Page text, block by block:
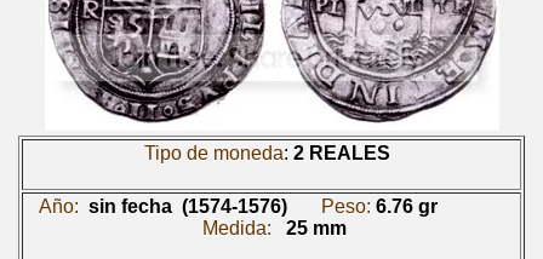
Tipo de moneda: 2 REALES
Año: sin fecha(1574-1576) Peso: 6.76 gr
Medida:
25 mm